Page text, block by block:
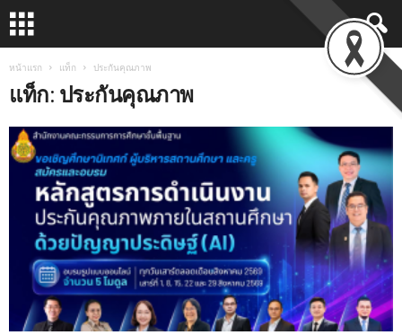
หน้าแรก แท็ก ประกันคุณภาพ
แท็ก: ประกันคุณภาพ